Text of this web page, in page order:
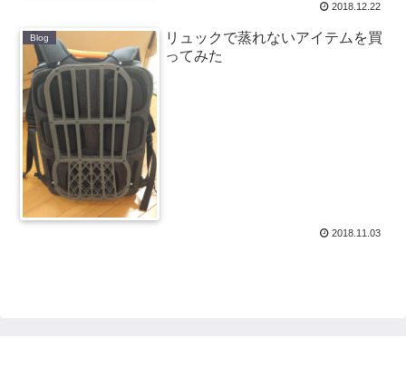
2018.12.22
Blog
リュックで蒸れないアイテムを買
ってみた
2018.11.03